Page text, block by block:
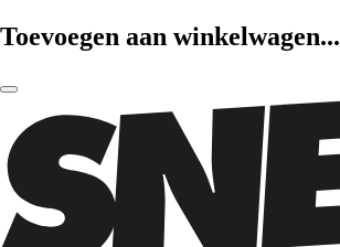
Toevoegen aan winkelwagen...